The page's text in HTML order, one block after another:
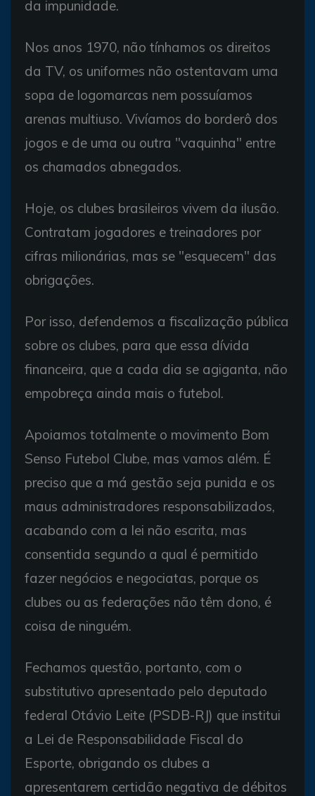
da impunidade.
Nos anos 1970, não tínhamos os direitos
da TV, os uniformes não ostentavam uma
sopa de logomarcas nem possuíamos
arenas multiuso. Vivíamos do borderô dos
jogos e de uma ou outra "vaquinha" entre
os chamados abnegados.
Hoje, os clubes brasileiros vivem da ilusão.
Contratam jogadores e treinadores por
cifras milionárias, mas se "esquecem" das
obrigações.
Por isso, defendemos a fiscalização pública
sobre os clubes, para que essa dívida
financeira, que a cada dia se agiganta, não
empobreça ainda mais o futebol.
Apoiamos totalmente o movimento Bom
Senso Futebol Clube, mas vamos além. É
preciso que a má gestão seja punida e os
maus administradores responsabilizados,
acabando com a lei não escrita, mas
consentida segundo a qual é permitido
fazer negócios e negociatas, porque os
clubes ou as federações não têm dono, é
coisa de ninguém.
Fechamos questão, portanto, com o
substitutivo apresentado pelo deputado
federal Otávio Leite (PSDB-RJ) que institui
a Lei de Responsabilidade Fiscal do
Esporte, obrigando os clubes a
apresentarem certidão negativa de débitos